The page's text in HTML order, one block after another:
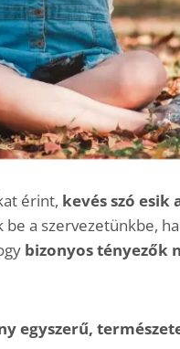
érint, kevés szó esik
a szervezetünkbe,
bizonyos tényezők
egyszerű,